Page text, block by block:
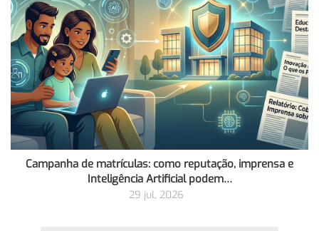
Campanha de matrículas: como reputação, imprensa e
Inteligência Artificial podem…
29 jul, 2026